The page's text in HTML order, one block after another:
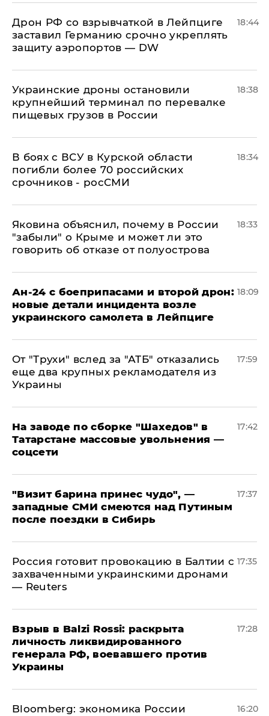
​Дрон РФ со взрывчаткой в Лейпциге
заставил Германию срочно укреплять
защиту аэропортов — DW
18:44
Украинские дроны остановили
крупнейший терминал по перевалке
пищевых грузов в России
18:38
В боях с ВСУ в Курской области
погибли более 70 российских
срочников - росСМИ
18:34
Яковина объяснил, почему в России
"забыли" о Крыме и может ли это
говорить об отказе от полуострова
18:33
Ан-24 с боеприпасами и второй дрон:
новые детали инцидента возле
украинского самолета в Лейпциге
18:09
От "Трухи" вслед за "АТБ" отказались
еще два крупных рекламодателя из
Украины
17:59
На заводе по сборке "Шахедов" в
Татарстане массовые увольнения —
соцсети
17:42
"Визит барина принес чудо", —
западные СМИ смеются над Путиным
после поездки в Сибирь
17:37
​Россия готовит провокацию в Балтии с
захваченными украинскими дронами
— Reuters
17:35
​Взрыв в Balzi Rossi: раскрыта
личность ликвидированного
генерала РФ, воевавшего против
Украины
17:28
Bloomberg: экономика России
16:20